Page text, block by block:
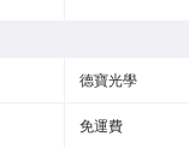
德寶光學
免運費